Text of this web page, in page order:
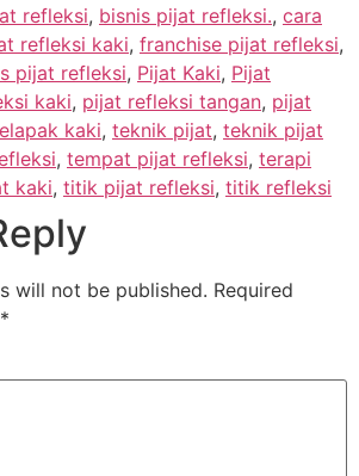
refleksi, bisnis pijat refleksi., cara
refleksi kaki, franchise pijat refleksi,
pijat refleksi, Pijat Kaki, Pijat
kaki, pijat refleksi tangan, pijat
kaki, teknik pijat, teknik pijat
, tempat pijat refleksi, terapi
kaki, titik pijat refleksi, titik refleksi
will not be published. Required
*